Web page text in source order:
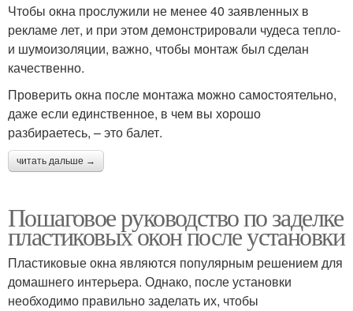
Чтобы окна прослужили не менее 40 заявленных в
рекламе лет, и при этом демонстрировали чудеса тепло-
и шумоизоляции, важно, чтобы монтаж был сделан
качественно.
Проверить окна после монтажа можно самостоятельно,
даже если единственное, в чем вы хорошо
разбираетесь, – это балет.
читать дальше →
Пошаговое руководство по заделке
пластиковых окон после установки
Пластиковые окна являются популярным решением для
домашнего интерьера. Однако, после установки
необходимо правильно заделать их, чтобы